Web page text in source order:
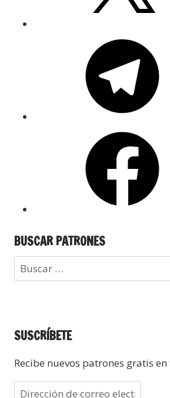
BUSCAR PATRONES
SUSCRÍBETE
Recibe nuevos patrones gratis